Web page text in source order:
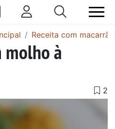
Receita com macarrão
molho à